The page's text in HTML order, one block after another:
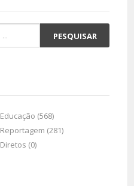
Educação (568)
Reportagem (281)
Diretos (0)